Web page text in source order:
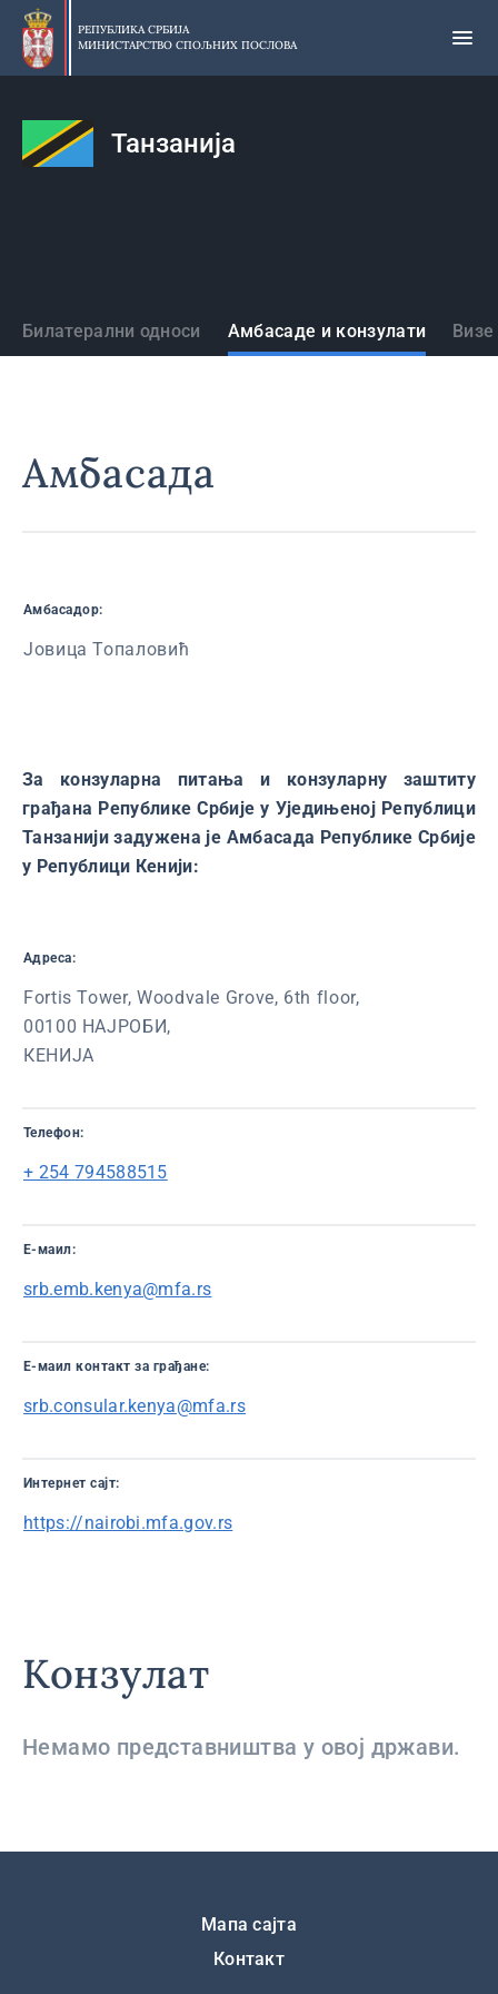
Прескочи
главни
део
РЕПУБЛИКА СРБИЈА
МИНИСТАРСТВО СПОЉНИХ ПОСЛОВА
Танзанија
Државе
Билатерални односи Амбасаде и конзулати
Амбасада
Амбасадор:
Јовица Топаловић
За конзуларна питања и конзуларну заштиту
грађана Републике Србије у Уједињеној Републици
Танзанији задужена је Амбасада Републике Србије
у Републици Кенији:
Адреса:
Fortis Tower, Woodvale Grove, 6th floor,
00100 НАЈРОБИ,
КЕНИЈА
Телефон:
+ 254 794588515
Е-маил:
srb.emb.kenya@mfa.rs
E-маил контaкт за грађане:
srb.consular.kenya@mfa.rs
Интернет сајт:
https://nairobi.mfa.gov.rs
Конзулат
Немамо представништва у овој држави.
Мапа сајта
Контакт